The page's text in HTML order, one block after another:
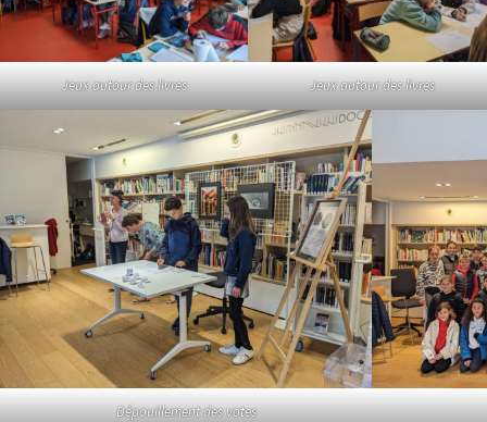
Jeux autour des livres Jeux autour des livres
Dépouillement des votes